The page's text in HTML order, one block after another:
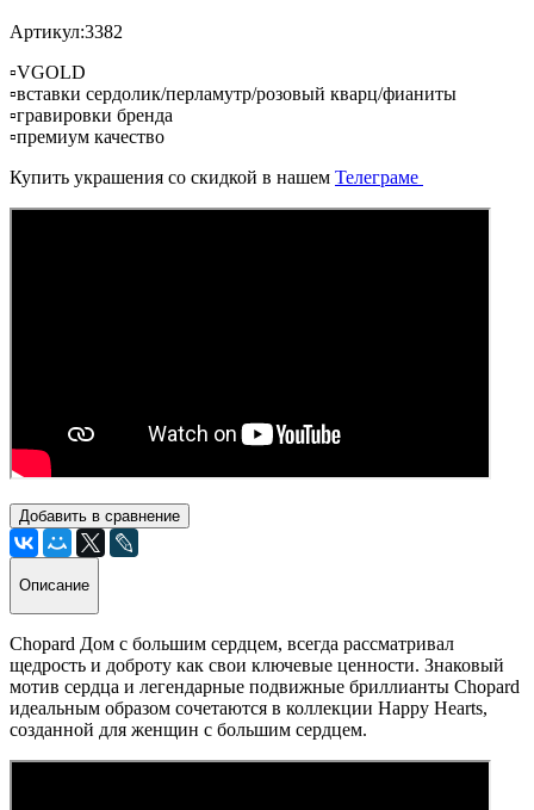
Артикул:3382
▫️VGOLD
▫️вставки сердолик/перламутр/розовый кварц/фианиты
▫️гравировки бренда
▫️премиум качество
Купить украшения со скидкой в нашем Телеграме
Добавить в сравнение
Описание
Chopard Дом с большим сердцем, всегда рассматривал
щедрость и доброту как свои ключевые ценности. Знаковый
мотив сердца и легендарные подвижные бриллианты Chopard
идеальным образом сочетаются в коллекции Happy Hearts,
созданной для женщин с большим сердцем.